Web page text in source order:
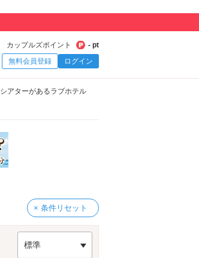
カップルズポイント
- pt
無料会員登録
ログイン
アターがあるラブホテル
× 条件リセット
標準